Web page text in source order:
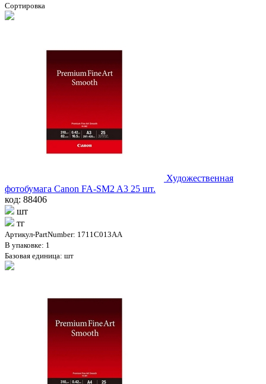
Сортировка
Художественная
фотобумага Canon FA-SM2 A3 25 шт.
код: 88406
шт
тг
Артикул-PartNumber: 1711C013AA
В упаковке: 1
Базовая единица: шт